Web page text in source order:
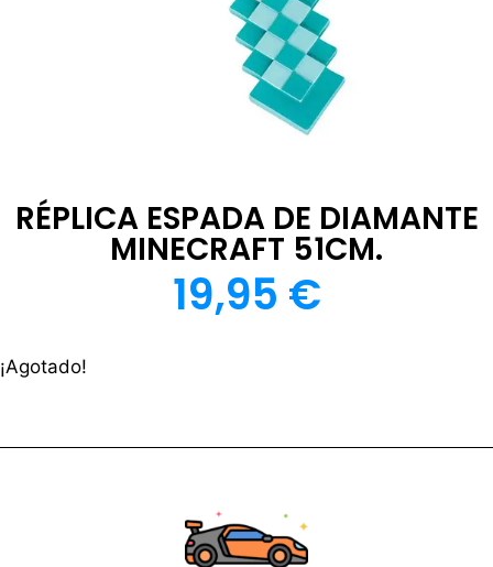
RÉPLICA ESPADA DE DIAMANTE
MINECRAFT 51CM.
19,95 €
¡Agotado!